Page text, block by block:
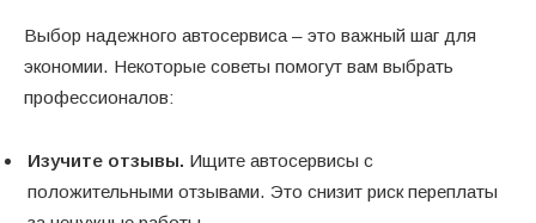
Выбор надежного автосервиса – это важный шаг для
экономии. Некоторые советы помогут вам выбрать
профессионалов:
Изучите отзывы. Ищите автосервисы с
положительными отзывами. Это снизит риск переплаты